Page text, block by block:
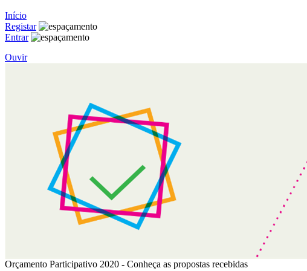
Início
Registar
Entrar
Ouvir
Orçamento Participativo 2020 - Conheça as propostas recebidas